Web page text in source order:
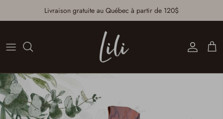
Aller au contenuLivraison gratuite au Québec à partir de 120$
Compte